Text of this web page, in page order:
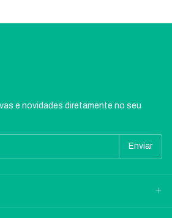
e novidades diretamente no seu